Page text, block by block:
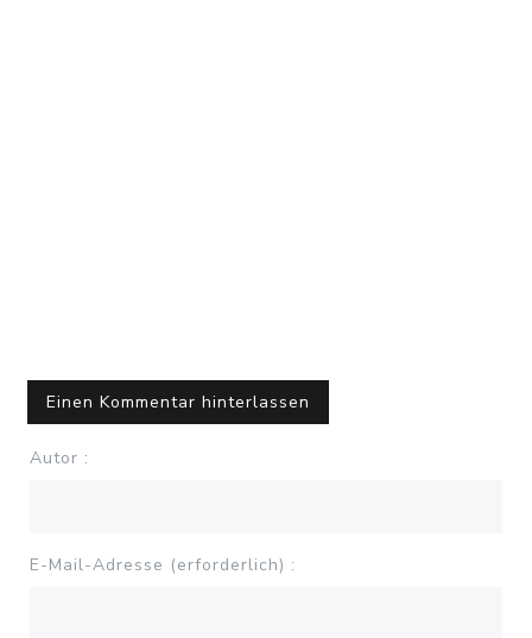
Einen Kommentar hinterlassen
Autor :
E-Mail-Adresse (erforderlich) :